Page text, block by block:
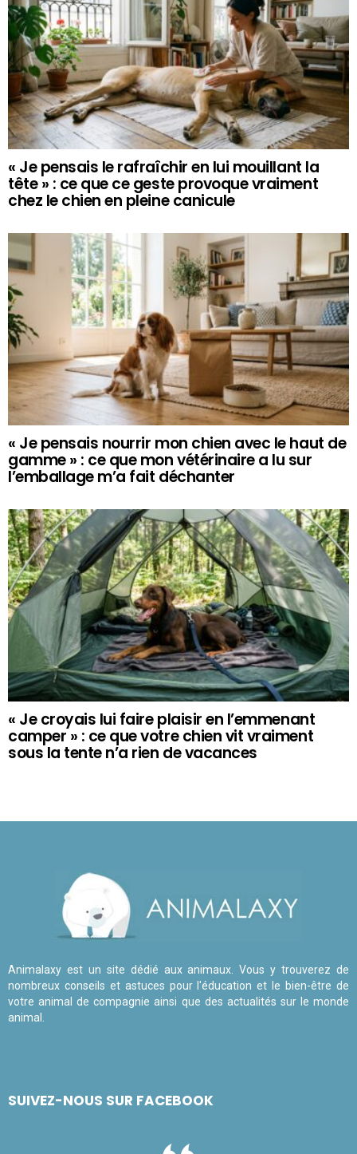
« Je pensais le rafraîchir en lui mouillant la
tête » : ce que ce geste provoque vraiment
chez le chien en pleine canicule
« Je pensais nourrir mon chien avec le haut de
gamme » : ce que mon vétérinaire a lu sur
l’emballage m’a fait déchanter
« Je croyais lui faire plaisir en l’emmenant
camper » : ce que votre chien vit vraiment
sous la tente n’a rien de vacances
Animalaxy est un site dédié aux animaux. Vous y trouverez de
nombreux conseils et astuces pour l'éducation et le bien-être de
votre animal de compagnie ainsi que des actualités sur le monde
animal.
SUIVEZ-NOUS SUR FACEBOOK